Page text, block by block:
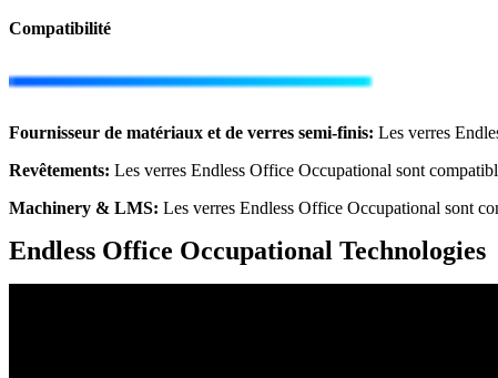
Compatibilité
Fournisseur de matériaux et de verres semi-finis: Les verres
Revêtements: Les verres Endless Office Occupational sont
Machinery & LMS​: Les verres Endless Office Occupational sont
Endless Office Occupational Technologies